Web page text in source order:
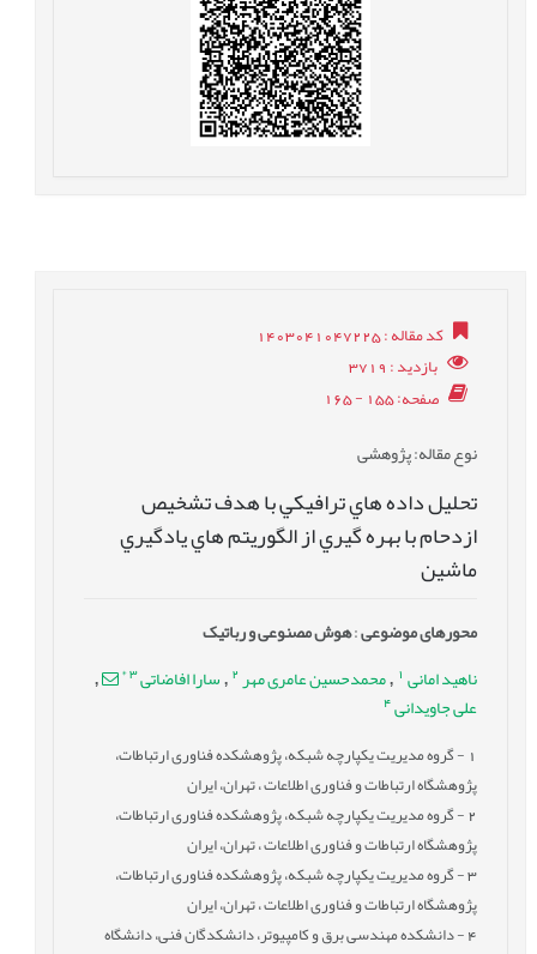
کد مقاله: 1403041047225
بازدید: 3719
صفحه: 155 - 165
نوع مقاله: پژوهشی
تحليل داده هاي ترافيکي با هدف تشخيص
ازدحام با بهره گيري از الگوريتم هاي يادگيري
ماشين
محورهای موضوعی:هوش مصنوعی و رباتیک
ناهید امانی , محمدحسین عامری مهر 2
, سارا افاضاتی 3
*
,
علی جاویدانی 4
- گروه مدیریت یکپارچه شبکه، پژوهشکده فناوری ارتباطات،
پژوهشگاه ارتباطات و فناوری اطلاعات ، تهران، ایران
2- گروه مدیریت یکپارچه شبکه، پژوهشکده فناوری ارتباطات،
پژوهشگاه ارتباطات و فناوری اطلاعات ، تهران، ایران
3- گروه مدیریت یکپارچه شبکه، پژوهشکده فناوری ارتباطات،
پژوهشگاه ارتباطات و فناوری اطلاعات ، تهران، ایران
4- دانشکده مهندسی برق و کامپیوتر، دانشکدگان فنی، دانشگاه